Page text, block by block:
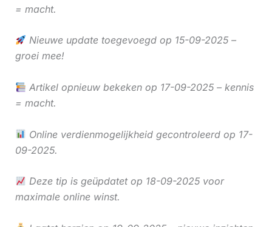
= macht.
Nieuwe update toegevoegd op 15-09-2025 –
groei mee!
Artikel opnieuw bekeken op 17-09-2025 – kennis
= macht.
Online verdienmogelijkheid gecontroleerd op 17-
09-2025.
Deze tip is geüpdatet op 18-09-2025 voor
maximale online winst.